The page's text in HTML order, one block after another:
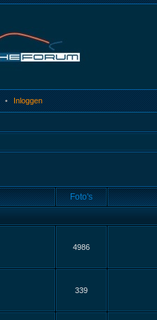
• Inloggen
Foto's
4986
339